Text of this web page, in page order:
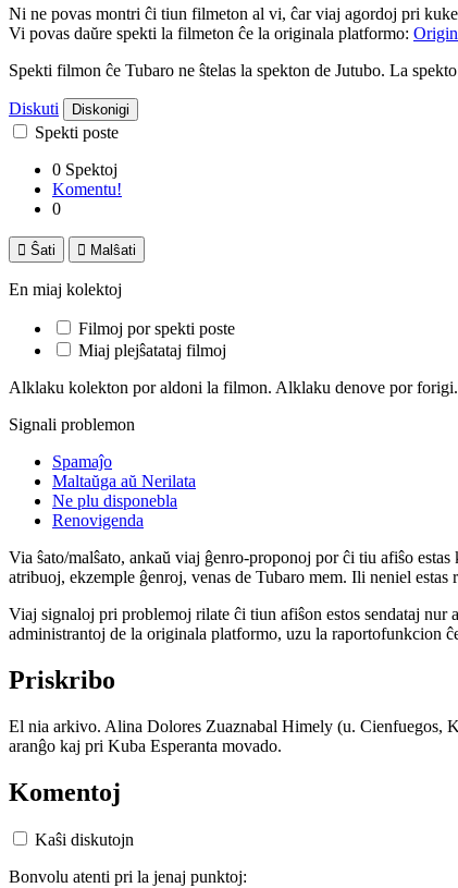
Ni ne povas montri ĉi tiun filmeton al vi, ĉar viaj agordoj pri
Vi povas daŭre spekti la filmeton ĉe la originala platformo:
Spekti filmon ĉe Tubaro ne ŝtelas la spekton de Jutubo. La
Diskuti Diskonigi
Spekti poste
0 Spektoj
Komentu!
0
 Ŝati  Malŝati
En miaj kolektoj
Filmoj por spekti poste
Miaj plejŝatataj filmoj
Alklaku kolekton por aldoni la filmon. Alklaku denove por forigi.
Signali problemon
Spamaĵo
Maltaŭga aŭ Nerilata
Ne plu disponebla
Renovigenda
Via ŝato/malŝato, ankaŭ viaj ĝenro-proponoj por ĉi tiu afiŝo
atribuoj, ekzemple ĝenroj, venas de Tubaro mem. Ili neniel
Viaj signaloj pri problemoj rilate ĉi tiun afiŝon estos sendataj
administrantoj de la originala platformo, uzu la raportofunkcion
Priskribo
El nia arkivo. Alina Dolores Zuaznabal Himely (u. Cienfuegos,
aranĝo kaj pri Kuba Esperanta movado.
Komentoj
Kaŝi diskutojn
Bonvolu atenti pri la jenaj punktoj: